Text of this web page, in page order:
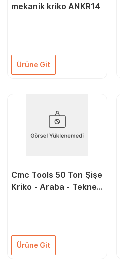
mekanik kriko ANKR14
Ürüne Git
Cmc Tools 50 Ton Şişe
Kriko - Araba - Tekne -
Ürüne Git